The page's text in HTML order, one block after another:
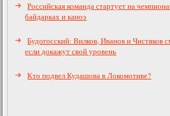
Российская команда стартует на
байдарках и каноэ
Будогосский: Вилков, Иванов и Чистяков
если докажут свой уровень
Кто подвел Кудашова в Локомотиве?